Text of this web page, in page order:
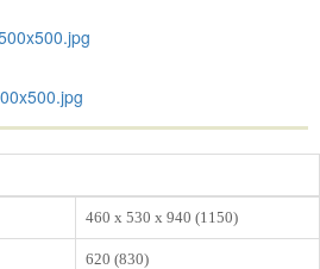
460 х 530 х 940 (1150)
620 (830)